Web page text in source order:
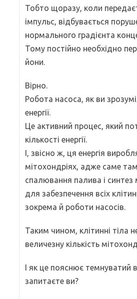
Тобто щоразу, коли
імпульс, відбувається
нормального градієнта
Тому постійно необхідно
йони.
Вірно.
Робота насоса, як ви
енергії.
Це активний процес, який
кількості енергії.
І, звісно ж, ця енергія
мітохондріях, адже саме
спалювання палива і
для забезпечення всіх
зокрема й роботи насосів.
Таким чином, клітинні тіла
величезну кількість
І як це пояснює темнуватий
запитаєте ви?